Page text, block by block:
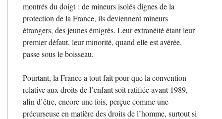
montrés du doigt : de mineurs isolés dignes de la
protection de la France, ils deviennent mineurs
étrangers, des jeunes émigrés. Leur extranéité étant leur
premier défaut, leur minorité, quand elle est avérée,
passe sous le boisseau.
Pourtant, la France a tout fait pour que la convention
relative aux droits de l’enfant soit ratifiée avant 1989,
afin d’être, encore une fois, perçue comme une
précurseuse en matière des droits de l’homme, surtout si